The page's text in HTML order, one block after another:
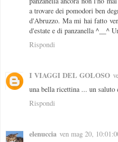
a trovare dei pomodori ben
d'Abruzzo. Ma mi hai fatto
d'estate e di panzanella ^__^
Rispondi
I VIAGGI DEL GOLOSO
una bella ricettina ... un
Rispondi
elenuccia ven mag 20,